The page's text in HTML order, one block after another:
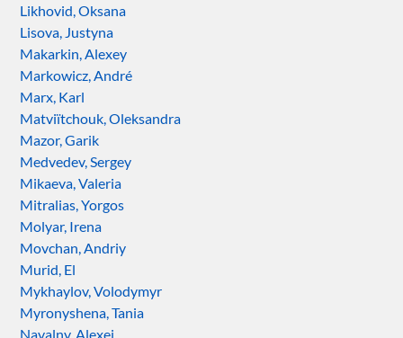
Likhovid, Oksana
Lisova, Justyna
Makarkin, Alexey
Markowicz, André
Marx, Karl
Matviïtchouk, Oleksandra
Mazor, Garik
Medvedev, Sergey
Mikaeva, Valeria
Mitralias, Yorgos
Molyar, Irena
Movchan, Andriy
Murid, El
Mykhaylov, Volodymyr
Myronyshena, Tania
Navalny, Alexei